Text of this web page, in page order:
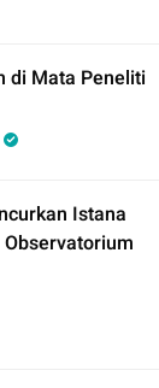
di Mata Peneliti
Istana